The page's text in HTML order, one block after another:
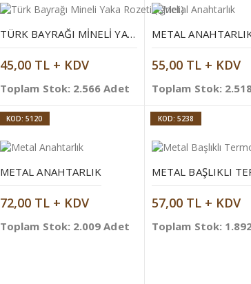
TÜRK BAYRAĞI MINELI YAKA ROZETI (İĞNELI)
45,00 TL + KDV
Toplam Stok: 2.566 Adet
METAL
55,00 TL + KDV
Toplam Stok:
KOD: 5120
METAL ANAHTARLIK
72,00 TL + KDV
Toplam Stok: 2.009 Adet
KOD: 5238
57,00 TL + KDV
Toplam Stok: